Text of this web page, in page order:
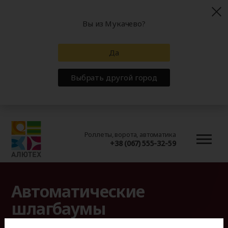
Роллеты, ворота, автоматика
+38 (067) 555-32-59
Автоматические
шлагбаумы
Вы из Мукачево?
Да
Выбрать другой город